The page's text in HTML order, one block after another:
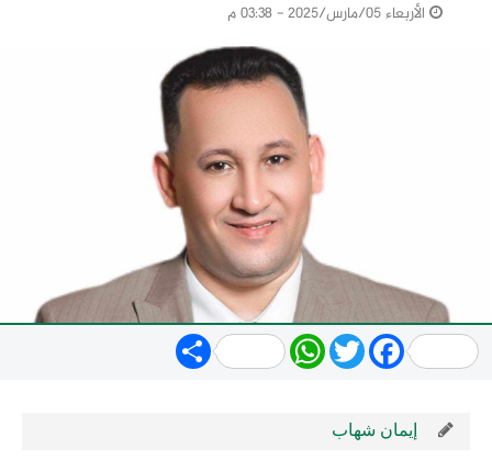
الأربعاء 05/مارس/2025 - 03:38 م
Share WhatsApp
TwitterFacebook
إيمان شهاب